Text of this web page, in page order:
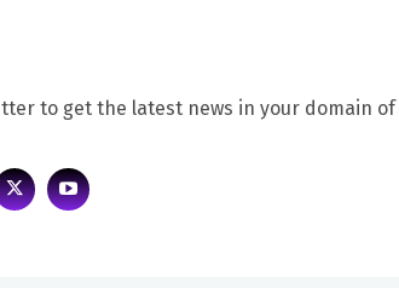
to get the latest news in your domain